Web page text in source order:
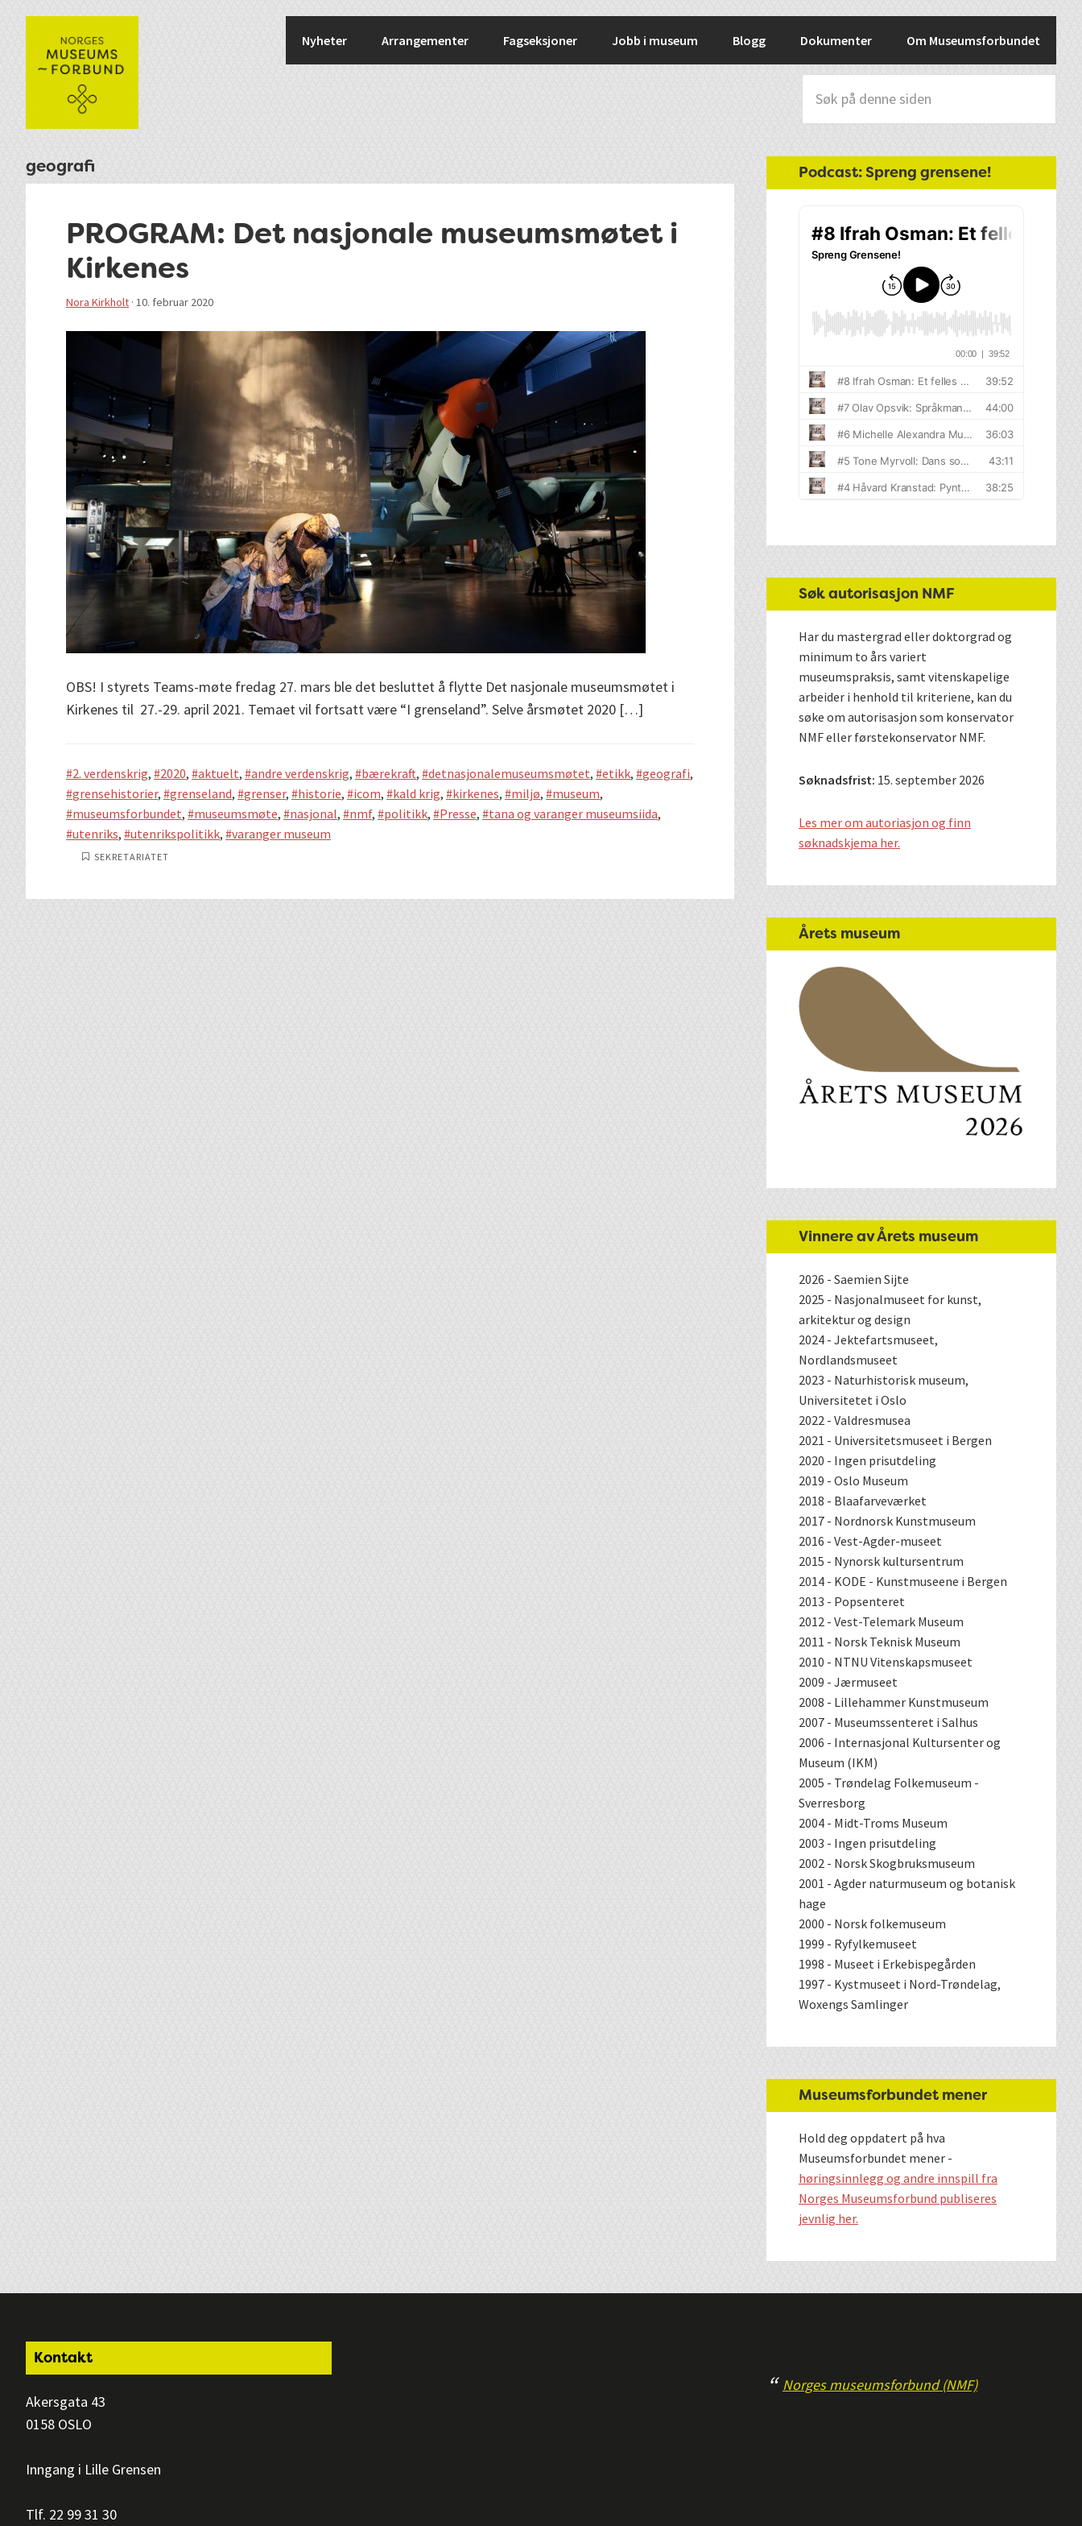
hovedinnhold
primært
bunntekst
Nyheter Arrangementer Fagseksjoner Jobb i museum Blogg Dokumenter Om Museumsforbundet
på
denne
siden
geografi
PROGRAM: Det nasjonale museumsmøtet i
Kirkenes
Nora Kirkholt · 10. februar 2020
OBS! I styrets Teams-møte fredag 27. mars ble det besluttet å flytte Det nasjonale museumsmøtet i
Kirkenes til 27.-29. april 2021. Temaet vil fortsatt være “I grenseland”. Selve årsmøtet 2020 […]
2. verdenskrig, 2020, aktuelt, andre verdenskrig, bærekraft, detnasjonalemuseumsmøtet, etikk, geografi,
grensehistorier, grenseland, grenser, historie, icom, kald krig, kirkenes, miljø, museum,
museumsforbundet, museumsmøte, nasjonal, nmf, politikk, Presse, tana og varanger museumsiida,
utenriks, utenrikspolitikk, varanger museum
SEKRETARIATET
Hoved
sidebar
Podcast: Spreng grensene!
Søk autorisasjon NMF
Har du mastergrad eller doktorgrad og
minimum to års variert
museumspraksis, samt vitenskapelige
arbeider i henhold til kriteriene, kan du
søke om autorisasjon som konservator
NMF eller førstekonservator NMF.
Søknadsfrist: 15. september 2026
Les mer om autoriasjon og finn
søknadskjema her.
Årets museum
Vinnere av Årets museum
2026 - Saemien Sijte
2025 - Nasjonalmuseet for kunst,
arkitektur og design
2024 - Jektefartsmuseet,
Nordlandsmuseet
2023 - Naturhistorisk museum,
Universitetet i Oslo
2022 - Valdresmusea
2021 - Universitetsmuseet i Bergen
2020 - Ingen prisutdeling
2019 - Oslo Museum
2018 - Blaafarveværket
2017 - Nordnorsk Kunstmuseum
2016 - Vest-Agder-museet
2015 - Nynorsk kultursentrum
2014 - KODE - Kunstmuseene i Bergen
2013 - Popsenteret
2012 - Vest-Telemark Museum
2011 - Norsk Teknisk Museum
2010 - NTNU Vitenskapsmuseet
2009 - Jærmuseet
2008 - Lillehammer Kunstmuseum
2007 - Museumssenteret i Salhus
2006 - Internasjonal Kultursenter og
Museum (IKM)
2005 - Trøndelag Folkemuseum -
Sverresborg
2004 - Midt-Troms Museum
2003 - Ingen prisutdeling
2002 - Norsk Skogbruksmuseum
2001 - Agder naturmuseum og botanisk
hage
2000 - Norsk folkemuseum
1999 - Ryfylkemuseet
1998 - Museet i Erkebispegården
1997 - Kystmuseet i Nord-Trøndelag,
Woxengs Samlinger
Museumsforbundet mener
Hold deg oppdatert på hva
Museumsforbundet mener -
høringsinnlegg og andre innspill fra
Norges Museumsforbund publiseres
jevnlig her.
Footer
Kontakt
Akersgata 43
0158 OSLO
Inngang i Lille Grensen
Tlf. 22 99 31 30
Norges museumsforbund (NMF)